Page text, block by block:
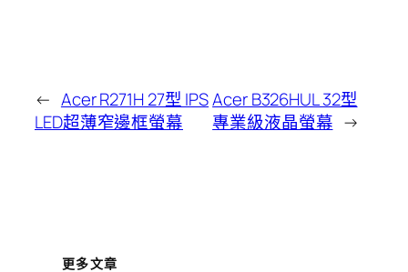
← Acer R271H 27型 IPS
LED超薄窄邊框螢幕
Acer B326HUL 32型
專業級液晶螢幕 →
更多文章